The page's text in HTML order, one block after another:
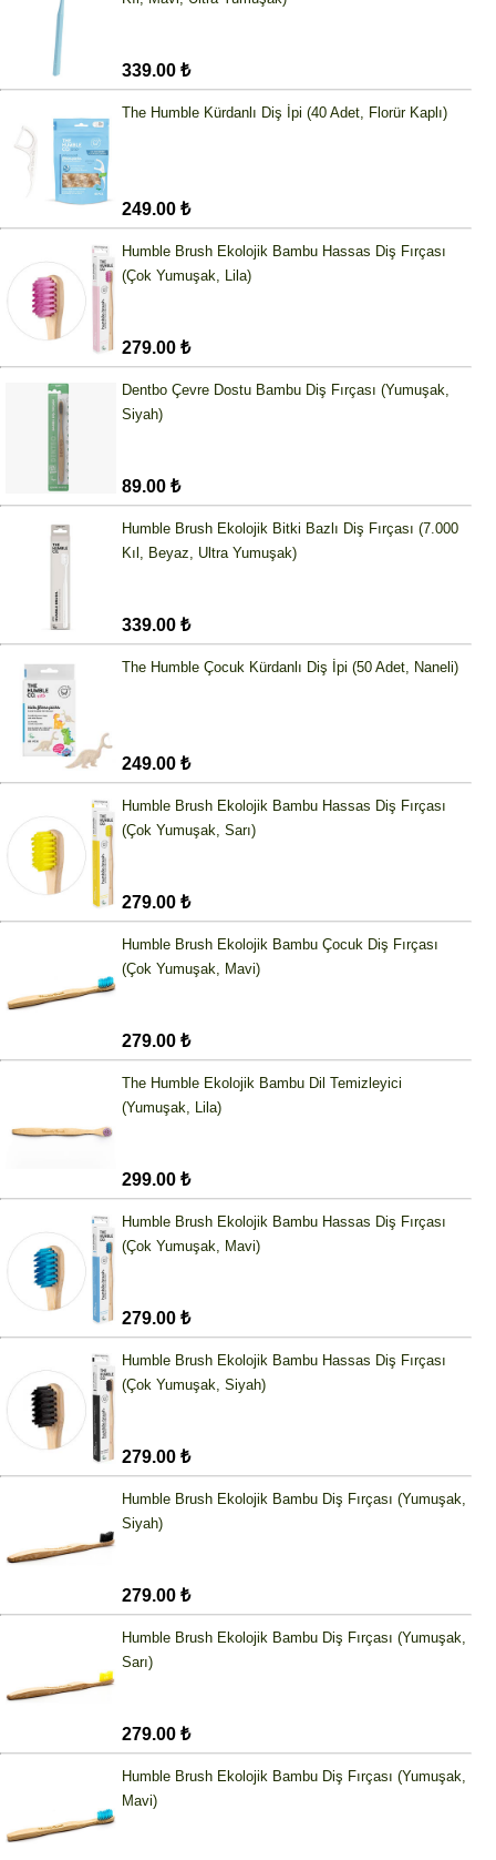
339.00 ₺
The Humble Kürdanlı Diş İpi (40 Adet, Florür Kaplı)
249.00 ₺
Humble Brush Ekolojik Bambu Hassas Diş Fırçası
(Çok Yumuşak, Lila)
279.00 ₺
Dentbo Çevre Dostu Bambu Diş Fırçası (Yumuşak,
Siyah)
89.00 ₺
Humble Brush Ekolojik Bitki Bazlı Diş Fırçası (7.000
Kıl, Beyaz, Ultra Yumuşak)
339.00 ₺
The Humble Çocuk Kürdanlı Diş İpi (50 Adet, Naneli)
249.00 ₺
Humble Brush Ekolojik Bambu Hassas Diş Fırçası
(Çok Yumuşak, Sarı)
279.00 ₺
Humble Brush Ekolojik Bambu Çocuk Diş Fırçası
(Çok Yumuşak, Mavi)
279.00 ₺
The Humble Ekolojik Bambu Dil Temizleyici
(Yumuşak, Lila)
299.00 ₺
Humble Brush Ekolojik Bambu Hassas Diş Fırçası
(Çok Yumuşak, Mavi)
279.00 ₺
Humble Brush Ekolojik Bambu Hassas Diş Fırçası
(Çok Yumuşak, Siyah)
279.00 ₺
Humble Brush Ekolojik Bambu Diş Fırçası (Yumuşak,
Siyah)
279.00 ₺
Humble Brush Ekolojik Bambu Diş Fırçası (Yumuşak,
Sarı)
279.00 ₺
Humble Brush Ekolojik Bambu Diş Fırçası (Yumuşak,
Mavi)